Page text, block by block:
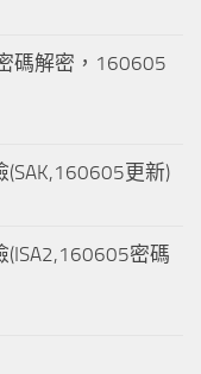
碼解密，160605
更新)
密碼